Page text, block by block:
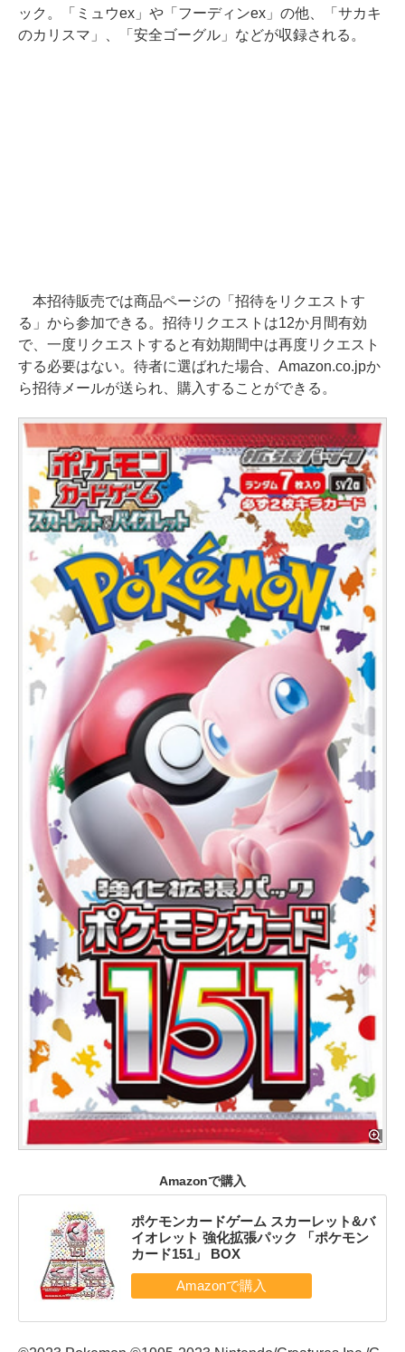
ック。「ミュウex」や「フーディンex」の他、「サカキ
のカリスマ」、「安全ゴーグル」などが収録される。
本招待販売では商品ページの「招待をリクエストす
る」から参加できる。招待リクエストは12か月間有効
で、一度リクエストすると有効期間中は再度リクエスト
する必要はない。待者に選ばれた場合、Amazon.co.jpか
ら招待メールが送られ、購入することができる。
Amazonで購入
ポケモンカードゲーム スカーレット&バ
イオレット 強化拡張パック 「ポケモン
カード151」 BOX